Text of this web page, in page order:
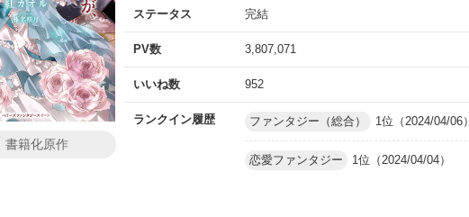
書籍化原作
ステータス 完結
PV数 3,807,071
いいね数 952
ランクイン履歴 ファンタジー（総合） 1位（2024/04/06）
恋愛ファンタジー 1位（2024/04/04）